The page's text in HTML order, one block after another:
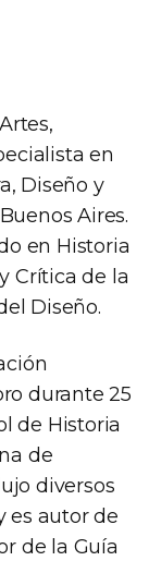
en
Diseño y
Aires.
en Historia
Crítica de la
Diseño.
durante 25
de Historia
de
diversos
es autor de
de la Guía